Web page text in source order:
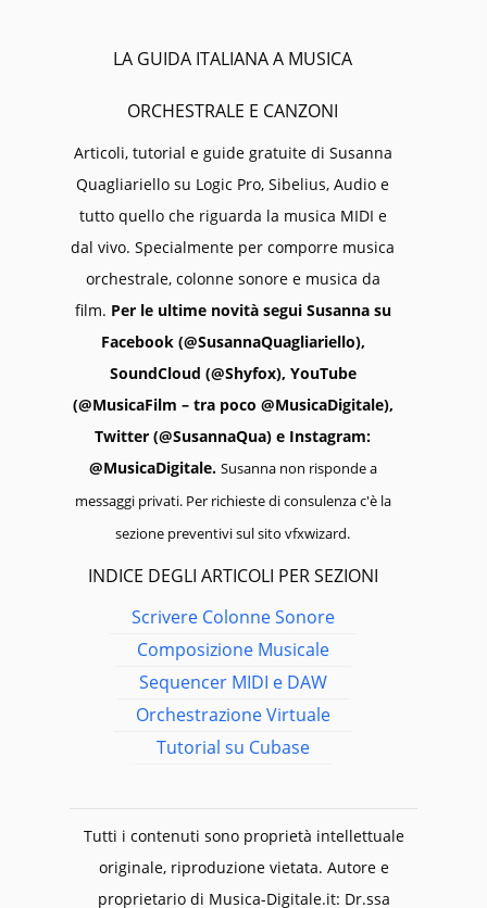
LA GUIDA ITALIANA A MUSICA
ORCHESTRALE E CANZONI
Articoli, tutorial e guide gratuite di Susanna
Quagliariello su Logic Pro, Sibelius, Audio e
tutto quello che riguarda la musica MIDI e
dal vivo. Specialmente per comporre musica
orchestrale, colonne sonore e musica da
film. Per le ultime novità segui Susanna su
Facebook (@SusannaQuagliariello),
SoundCloud (@Shyfox), YouTube
(@MusicaFilm – tra poco @MusicaDigitale),
Twitter (@SusannaQua) e Instagram:
@MusicaDigitale. Susanna non risponde a
messaggi privati. Per richieste di consulenza c'è la
sezione preventivi sul sito vfxwizard.
INDICE DEGLI ARTICOLI PER SEZIONI
Scrivere Colonne Sonore
Composizione Musicale
Sequencer MIDI e DAW
Orchestrazione Virtuale
Tutorial su Cubase
Tutti i contenuti sono proprietà intellettuale
originale, riproduzione vietata. Autore e
proprietario di Musica-Digitale.it: Dr.ssa